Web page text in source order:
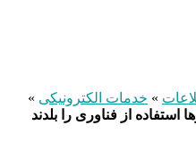
» خدمات الکترونیکی »
از فناوری را بلدند